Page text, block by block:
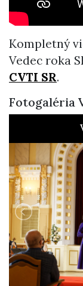
Kompletný
Vedec roka
CVTI SR.
Fotogaléria